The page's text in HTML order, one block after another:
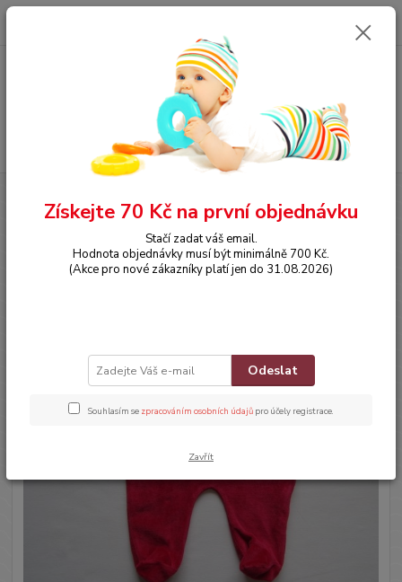
Hledat
0,00 Kč
Teplý overálek
Získejte 70 Kč na první objednávku
Stačí zadat váš email.
Hodnota objednávky musí být minimálně 700 Kč.
(Akce pro nové zákazníky platí jen do 31.08.2026)
Odeslat
Souhlasím se zpracováním osobních údajů pro účely registrace.
Zavřít